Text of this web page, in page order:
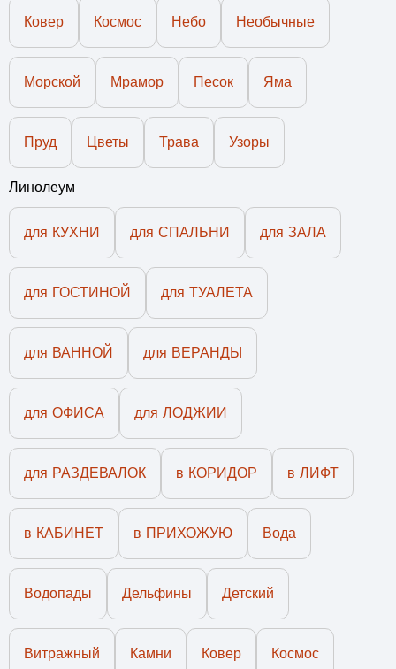
Ковер Космос Небо Необычные
Морской Мрамор Песок Яма
Пруд Цветы Трава Узоры
Линолеум
для КУХНИ для СПАЛЬНИ для ЗАЛА
для ГОСТИНОЙ для ТУАЛЕТА
для ВАННОЙ для ВЕРАНДЫ
для ОФИСА для ЛОДЖИИ
для РАЗДЕВАЛОК в КОРИДОР в ЛИФТ
в КАБИНЕТ в ПРИХОЖУЮ Вода
Водопады Дельфины Детский
Витражный Камни Ковер Космос